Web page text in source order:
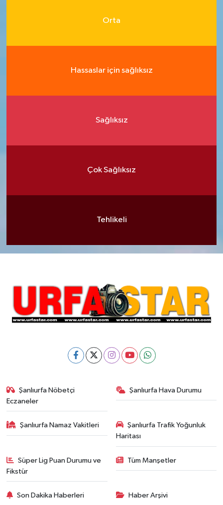
Orta
Hassaslar için sağlıksız
Sağlıksız
Çok Sağlıksız
Tehlikeli
Şanlıurfa Nöbetçi
Eczaneler
Şanlıurfa Hava Durumu
Şanlıurfa Namaz Vakitleri
Şanlıurfa Trafik Yoğunluk
Haritası
Süper Lig Puan Durumu ve
Fikstür
Tüm Manşetler
Son Dakika Haberleri Haber Arşivi